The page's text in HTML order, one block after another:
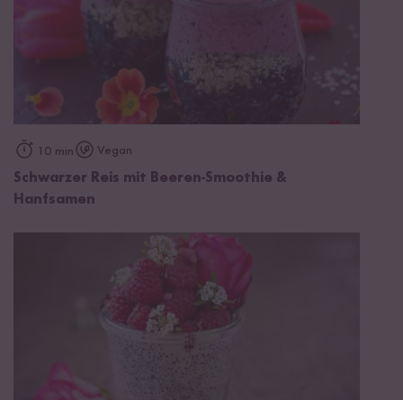
10 min Vegan
Schwarzer Reis mit Beeren-Smoothie &
Hanfsamen